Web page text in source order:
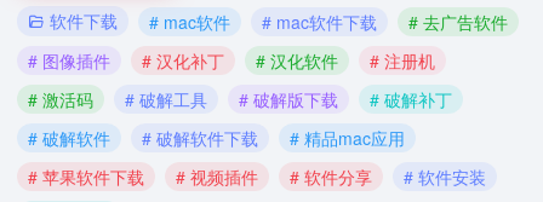
软件下载 # mac软件 # mac软件下载
# 去广告软件
# 图像插件
# 汉化补丁 # 汉化软件
# 注册机
# 激活码
# 破解工具 # 破解版下载
# 破解补丁
# 破解软件
# 破解软件下载
# 精品mac应用
# 苹果软件下载
# 视频插件 # 软件分享
# 软件安装